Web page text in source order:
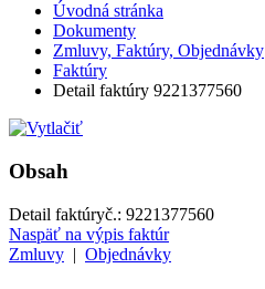
Úvodná stránka
Dokumenty
Zmluvy, Faktúry, Objednávky
Faktúry
Detail faktúry 9221377560
Obsah
Detail faktúryč.: 9221377560
Naspäť na výpis faktúr
Zmluvy | Objednávky